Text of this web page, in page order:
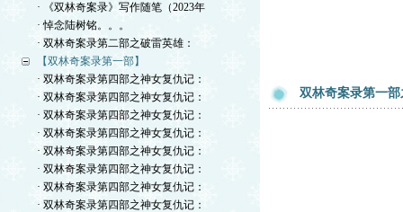
· 《双林奇案录》写作随笔（2023年
· 悼念陆树铭。。。
· 双林奇案录第二部之破雷英雄：
【双林奇案录第一部】
· 双林奇案录第四部之神女复仇记：
· 双林奇案录第四部之神女复仇记：
· 双林奇案录第四部之神女复仇记：
· 双林奇案录第四部之神女复仇记：
· 双林奇案录第四部之神女复仇记：
· 双林奇案录第四部之神女复仇记：
· 双林奇案录第四部之神女复仇记：
· 双林奇案录第四部之神女复仇记：
双林奇案录第一